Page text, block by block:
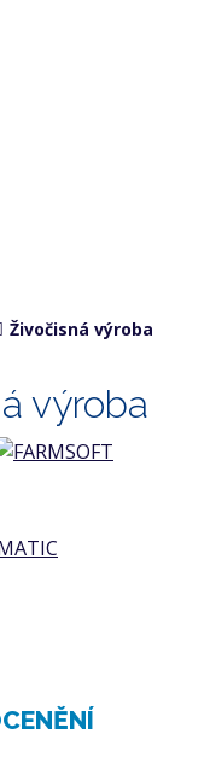
Živočisná výroba
výroba